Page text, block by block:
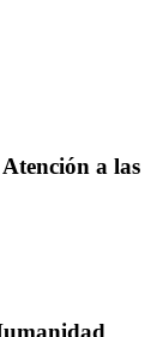
a las